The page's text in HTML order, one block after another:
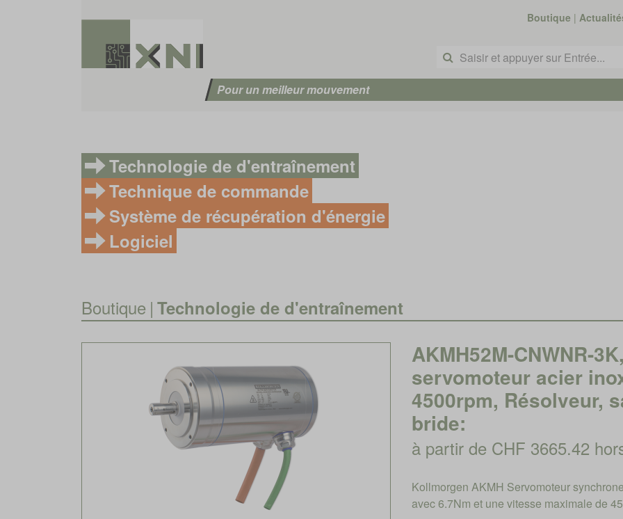
Boutique |
Pour un meilleur mouvement
Technologie de d'entraînement
Technique de commande
Système de récupération d'énergie
Logiciel
Boutique | Technologie de d'entraînement
AKMH52M-CNWNR-
servomoteur acier
4500rpm, Résolveur,
bride:
à partir de CHF 3665.42
Kollmorgen AKMH Servomoteur
avec 6.7Nm et une vitesse maximale de